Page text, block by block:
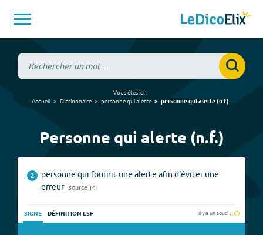
Vous êtes ici :
Accueil
Dictionnaire personne qui alerte personne qui alerte(n.f.)
Personne qui alerte (n.f.)
2
personne qui fournit une alerte afin d'éviter une
erreur
source
SIGNE DÉFINITION LSF Il y a un souci ?